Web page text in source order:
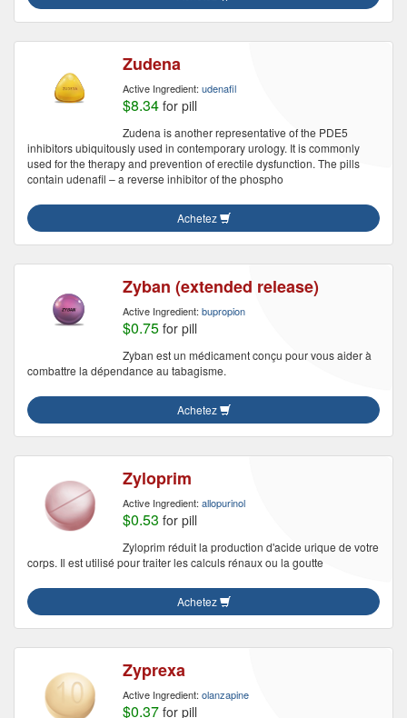
Zudena
Active Ingredient: udenafil
$8.34 for pill
Zudena is another representative of the PDE5
inhibitors ubiquitously used in contemporary urology. It is commonly
used for the therapy and prevention of erectile dysfunction. The pills
contain udenafil – a reverse inhibitor of the phospho
Achetez
Zyban (extended release)
Active Ingredient: bupropion
$0.75 for pill
Zyban est un médicament conçu pour vous aider à
combattre la dépendance au tabagisme.
Achetez
Zyloprim
Active Ingredient: allopurinol
$0.53 for pill
Zyloprim réduit la production d'acide urique de votre
corps. Il est utilisé pour traiter les calculs rénaux ou la goutte
Achetez
Zyprexa
Active Ingredient: olanzapine
$0.37 for pill